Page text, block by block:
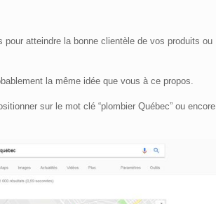
atteindre la bonne clientèle de vos produits ou
la même idée que vous à ce propos.
sur le mot clé “plombier Québec” ou encore